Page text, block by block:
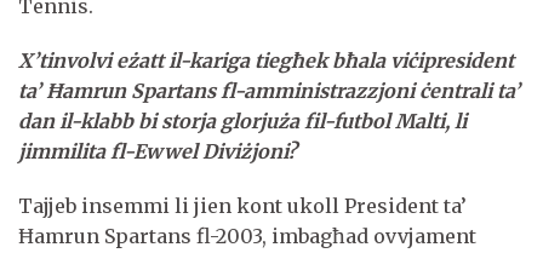
Tennis.
X’tinvolvi eżatt il-kariga tiegħek bħala viċipresident
ta’ Ħamrun Spartans fl-amministrazzjoni ċentrali ta’
dan il-klabb bi storja glorjuża fil-futbol Malti, li
jimmilita fl-Ewwel Diviżjoni?
Tajjeb insemmi li jien kont ukoll President ta’
Ħamrun Spartans fl-2003, imbagħad ovvjament